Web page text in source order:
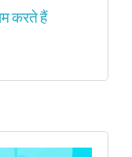
करते हैं